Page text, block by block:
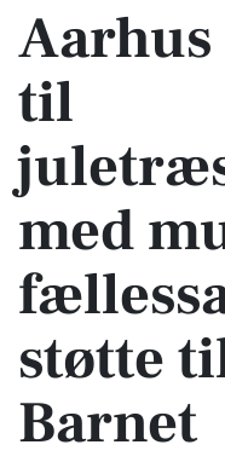
til
med
støtte
Barnet